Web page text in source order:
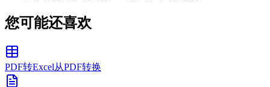
您可能还喜欢
PDF转Excel从PDF转换